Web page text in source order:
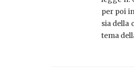
per poi
sia della
tema